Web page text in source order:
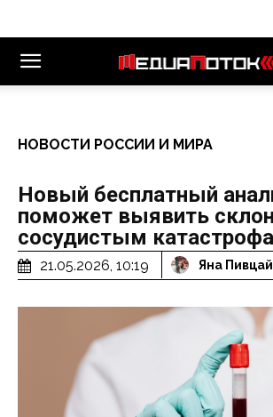
НОВОСТИ РОССИИ И МИРА
Новый бесплатный
поможет выявить
сосудистым
21.05.2026, 10:19 Яна